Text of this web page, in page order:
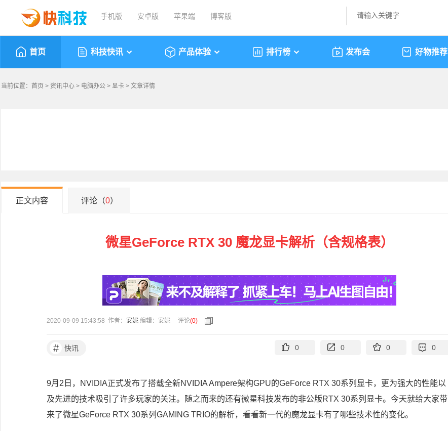
手机版 安卓版 苹果端 博客版
首页 科技快讯 产品体验 排行榜 发布会 好物推荐
当前位置： 首页 > 资讯中心 > 电脑办公 > 显卡 > 文章详情
正文内容 评论（0）
微星GeForce RTX 30 魔龙显卡解析（含规格表）
2020-09-09 15:43:58 作者： 安妮 编辑：安妮 评论(0)
# 快讯 0 0 0 0
9月2日，NVIDIA正式发布了搭载全新NVIDIA Ampere架构GPU的GeForce RTX 30系列显卡，更为强大的性能以
及先进的技术吸引了许多玩家的关注。随之而来的还有微星科技发布的非公版RTX 30系列显卡。今天就给大家带
来了微星GeForce RTX 30系列GAMING TRIO的解析，看看新一代的魔龙显卡有了哪些技术性的变化。